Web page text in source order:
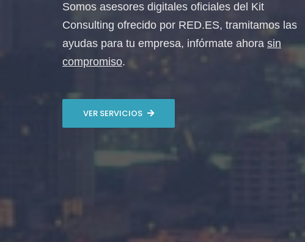
Somos asesores digitales oficiales del Kit
Consulting ofrecido por RED.ES, tramitamos las
ayudas para tu empresa, infórmate ahora sin
compromiso.
VER SERVICIOS